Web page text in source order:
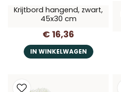
Krijtbord hangend, zwart,
45x30 cm
€ 16,36
IN WINKELWAGEN